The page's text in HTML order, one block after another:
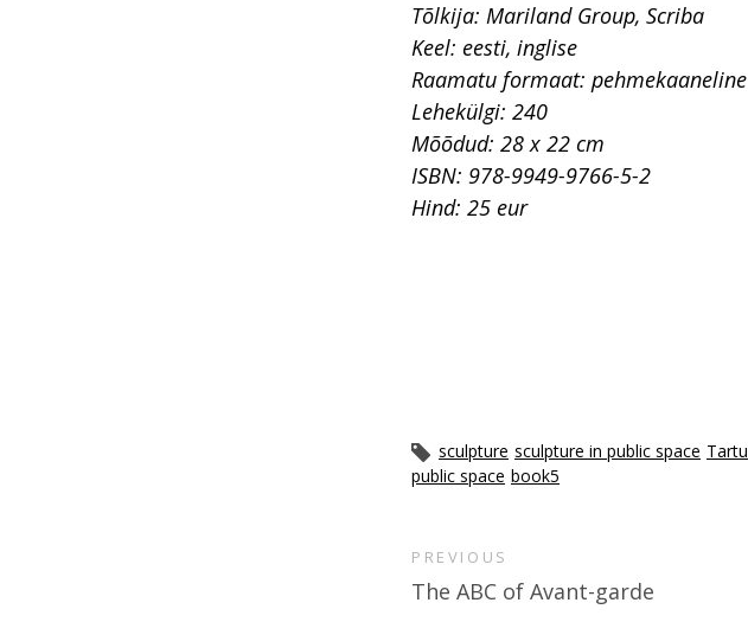
Tõlkija: Mariland Group, Scriba
Keel: eesti, inglise
Raamatu formaat: pehmekaaneline
Lehekülgi: 240
Mõõdud: 28 x 22 cm
ISBN: 978-9949-9766-5-2
Hind: 25 eur
sculpture sculpture in public space Tartu
public space book5
PREVIOUS
The ABC of Avant-garde